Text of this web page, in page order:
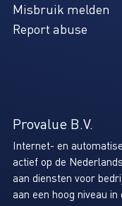
Misbruik melden
Report abuse
Provalue B.V.
Internet- en
actief op de
aan diensten voor
aan een hoog niveau